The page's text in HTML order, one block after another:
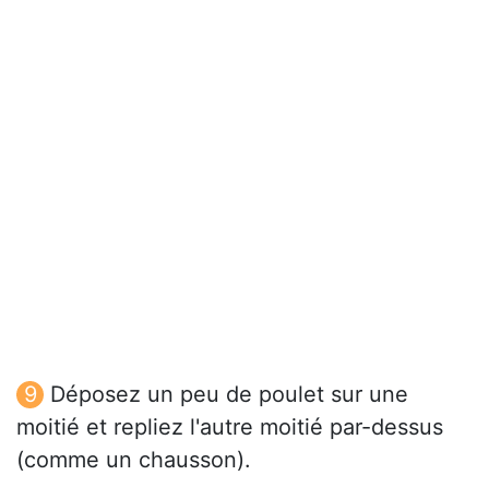
Déposez un peu de poulet sur une
moitié et repliez l'autre moitié par-dessus
(comme un chausson).